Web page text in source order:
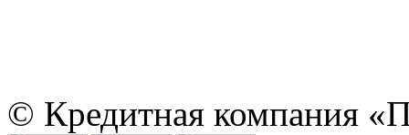
© Кредитная компания